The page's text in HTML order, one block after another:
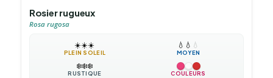
Rosier rugueux
Rosa rugosa
☀️☀️☀️
PLEIN SOLEIL
💧 💧 💧
MOYEN
❄️❄️❄️
RUSTIQUE COULEURS